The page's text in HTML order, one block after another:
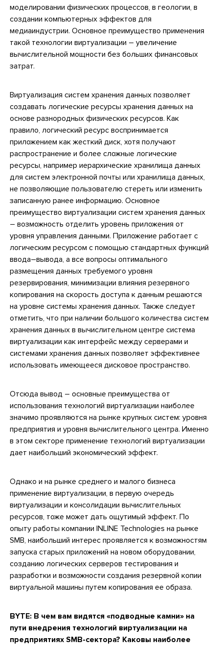
моделировании физических процессов, в геологии, в
создании компьютерных эффектов для
медиаиндустрии. Основное преимущество применения
такой технологии виртуализации – увеличение
вычислительной мощности без больших финансовых
затрат.
Виртуализация систем хранения данных позволяет
создавать логические ресурсы хранения данных на
основе разнородных физических ресурсов. Как
правило, логический ресурс воспринимается
приложением как жесткий диск, хотя получают
распространение и более сложные логические
ресурсы, например иерархические хранилища данных
для систем электронной почты или хранилища данных,
не позволяющие пользователю стереть или изменить
записанную ранее информацию. Основное
преимущество виртуализации систем хранения данных
– возможность отделить уровень приложения от
уровня управления данными. Приложение работает с
логическим ресурсом с помощью стандартных функций
ввода–вывода, а все вопросы оптимального
размещения данных требуемого уровня
резервирования, минимизации влияния резервного
копирования на скорость доступа к данным решаются
на уровне системы хранения данных. Также следует
отметить, что при наличии большого количества систем
хранения данных в вычислительном центре система
виртуализации как интерфейс между серверами и
системами хранения данных позволяет эффективнее
использовать имеющееся дисковое пространство.
Отсюда вывод – основные преимущества от
использования технологий виртуализации наиболее
значимо проявляются на рынке крупных систем: уровня
предприятия и уровня вычислительного центра. Именно
в этом секторе применение технологий виртуализации
дает наибольший экономический эффект.
Однако и на рынке среднего и малого бизнеса
применение виртуализации, в первую очередь
виртуализации и консолидации вычислительных
ресурсов, тоже может дать ощутимый эффект. По
опыту работы компании INLINE Technologies на рынке
SMB, наибольший интерес проявляется к возможностям
запуска старых приложений на новом оборудовании,
созданию логических серверов тестирования и
разработки и возможности создания резервной копии
виртуальной машины путем копирования ее образа.
BYTE: В чем вам видятся «подводные камни» на
пути внедрения технологий виртуализации на
предприятиях SMB-сектора? Каковы наиболее